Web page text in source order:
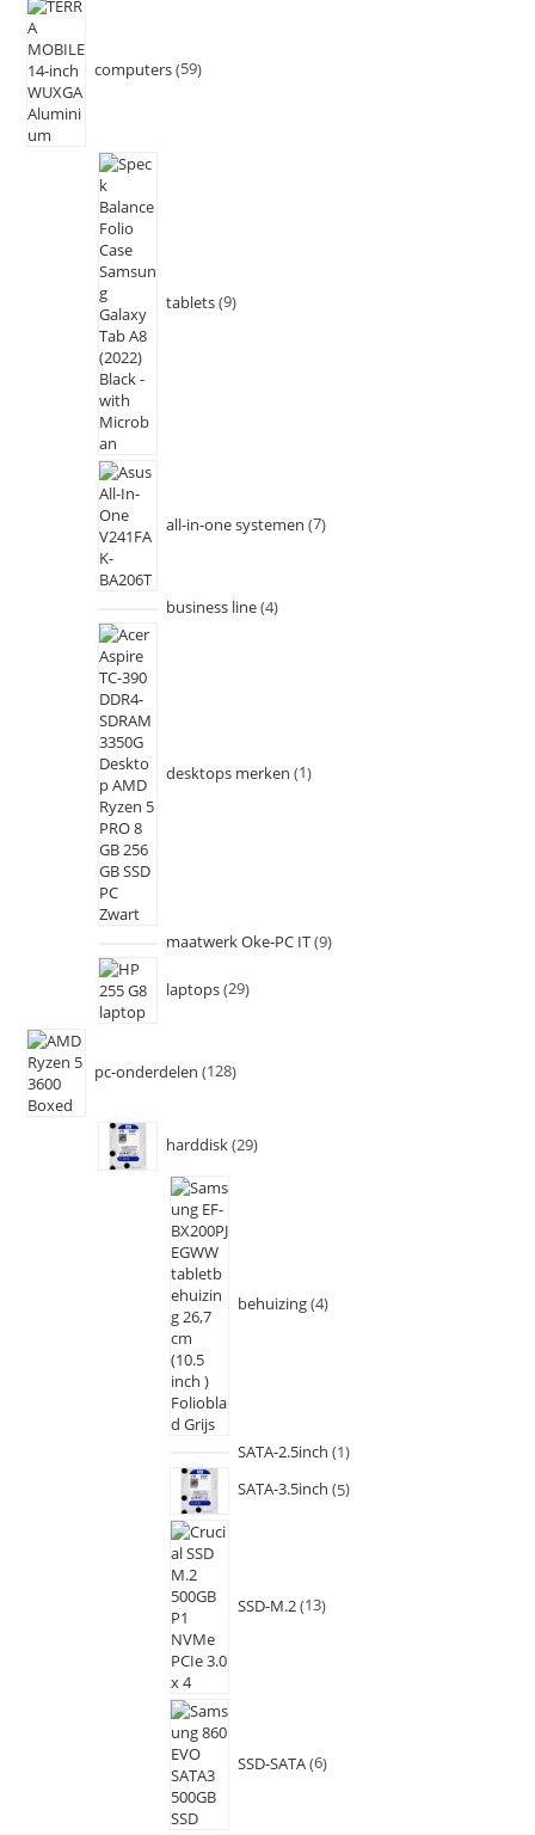
computers 59
tablets 9
all-in-one systemen 7
business line 4
desktops merken 1
maatwerk Oke-PC IT 9
laptops 29
pc-onderdelen 128
harddisk 29
behuizing 4
SATA-2.5inch 1
SATA-3.5inch 5
SSD-M.2 13
SSD-SATA 6